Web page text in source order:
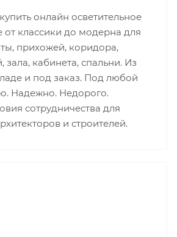
онлайн осветительное
от классики до модерна для
прихожей, коридора,
зала, кабинета, спальни. Из
и под заказ. Под любой
Надежно. Недорого.
сотрудничества для
и строителей.